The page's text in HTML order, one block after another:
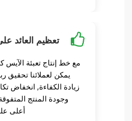
تعظيم العائد
مع خط إنتاج تعبئة الآيس
يمكن لعملائنا تحقيق
زيادة الكفاءة, انخفاض
وجودة المنتج
أعلى